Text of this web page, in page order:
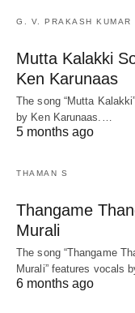
G. V. PRAKASH KUMAR
Mutta Kalakki
Ken Karunaas
The song “Mutta
by Ken Karunaas.…
5 months ago
THAMAN S
Thangame
Murali
The song “Thangame
Murali” features vocals
6 months ago